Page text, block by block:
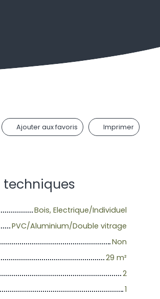
Ajouter aux favoris Imprimer
techniques
Bois, Electrique/Individuel
PVC/Aluminium/Double vitrage
Non
29 m²
2
1